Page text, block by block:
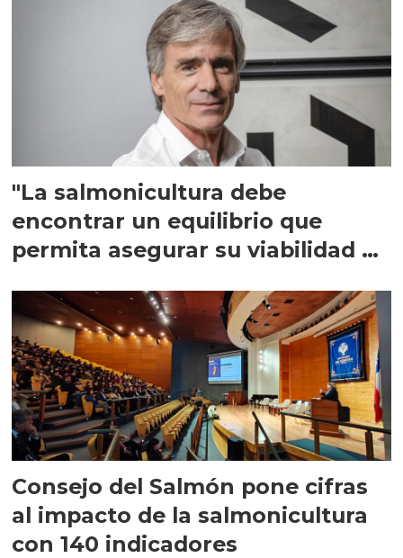
"La salmonicultura debe
encontrar un equilibrio que
permita asegurar su viabilidad de
Consejo del Salmón pone cifras
al impacto de la salmonicultura
con 140 indicadores